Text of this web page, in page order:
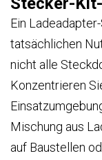
Ein
tatsächlichen
nicht alle
Konzentrieren
Mischung aus
auf Baustellen